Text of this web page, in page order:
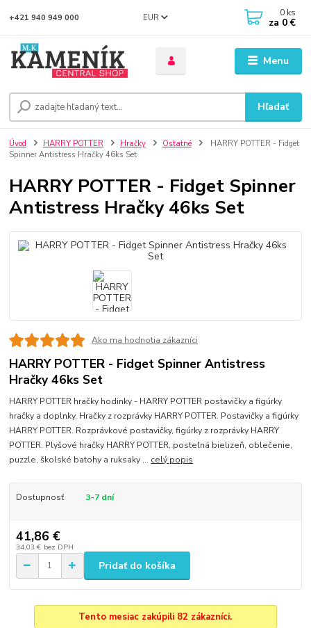
Menu
EUR
Hľadať
+421 940 949 000 0 ks
za 0 €
Úvod HARRY POTTER Hračky Ostatné
HARRY POTTER - Fidget
Spinner Antistress Hračky 46ks Set
HARRY POTTER - Fidget Spinner
Antistress Hračky 46ks Set
Ako ma hodnotia zákazníci
HARRY POTTER - Fidget Spinner Antistress
Hračky 46ks Set
HARRY POTTER hračky hodinky - HARRY POTTER postavičky a figúrky
hračky a doplnky. Hračky z rozprávky HARRY POTTER. Postavičky a figúrky
HARRY POTTER. Rozprávkové postavičky, figúrky z rozprávky HARRY
POTTER. Plyšové hračky HARRY POTTER, posteľná bielizeň, oblečenie,
puzzle, školské batohy a ruksaky ... celý popis
Dostupnosť 3-7 dní
41,86 €
34,03 € bez DPH
Pridať do košíka
Tento mesiac zakúpili 82 zákazníci.